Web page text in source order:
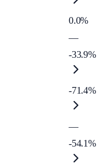
0.0%
—
-33.9%
-71.4%
—
-54.1%